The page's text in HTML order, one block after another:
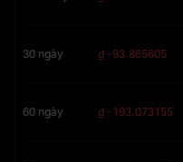
30 ngày ₫ -93.865605
60 ngày ₫ -193.073155